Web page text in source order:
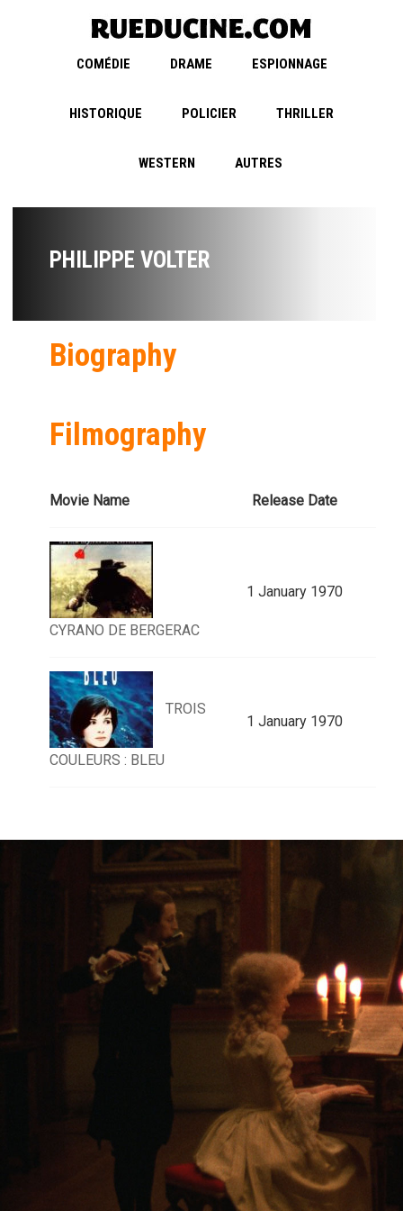
COMÉDIE DRAME ESPIONNAGE
HISTORIQUE POLICIER THRILLER
WESTERN AUTRES
PHILIPPE VOLTER
Biography
Filmography
Movie Name Release Date
CYRANO DE BERGERAC
1 January 1970
TROIS
COULEURS : BLEU
1 January 1970